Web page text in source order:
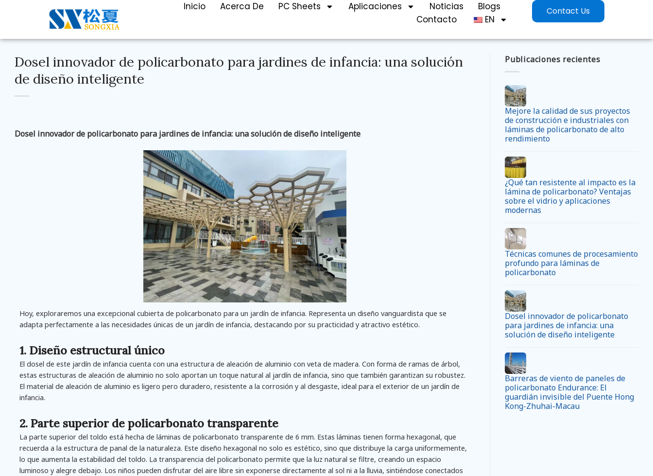
Inicio Acerca De PC Sheets Aplicaciones Noticias
Blogs
Contacto
EN
Contact Us
Dosel innovador de policarbonato para jardines de infancia: una solución
de diseño inteligente
Dosel innovador de policarbonato para jardines de infancia: una solución de diseño inteligente
Hoy, exploraremos una excepcional cubierta de policarbonato para un jardín de infancia. Representa un diseño vanguardista que se
adapta perfectamente a las necesidades únicas de un jardín de infancia, destacando por su practicidad y atractivo estético.
1. Diseño estructural único
El dosel de este jardín de infancia cuenta con una estructura de aleación de aluminio con veta de madera. Con forma de ramas de árbol,
estas estructuras de aleación de aluminio no solo aportan un toque natural al jardín de infancia, sino que también garantizan su robustez.
El material de aleación de aluminio es ligero pero duradero, resistente a la corrosión y al desgaste, ideal para el exterior de un jardín de
infancia.
2. Parte superior de policarbonato transparente
La parte superior del toldo está hecha de láminas de policarbonato transparente de 6 mm. Estas láminas tienen forma hexagonal, que
recuerda a la estructura de panal de la naturaleza. Este diseño hexagonal no solo es estético, sino que distribuye la carga uniformemente,
lo que aumenta la estabilidad del toldo. La transparencia del policarbonato permite que la luz natural se filtre, creando un espacio
luminoso y alegre debajo. Los niños pueden disfrutar del aire libre sin exponerse directamente al sol ni a la lluvia, sintiéndose conectados
Publicaciones recientes
Mejore la calidad de sus proyectos
de construcción e industriales con
láminas de policarbonato de alto
rendimiento
¿Qué tan resistente al impacto es la
lámina de policarbonato? Ventajas
sobre el vidrio y aplicaciones
modernas
Técnicas comunes de procesamiento
profundo para láminas de
policarbonato
Dosel innovador de policarbonato
para jardines de infancia: una
solución de diseño inteligente
Barreras de viento de paneles de
policarbonato Endurance: El
guardián invisible del Puente Hong
Kong-Zhuhai-Macau